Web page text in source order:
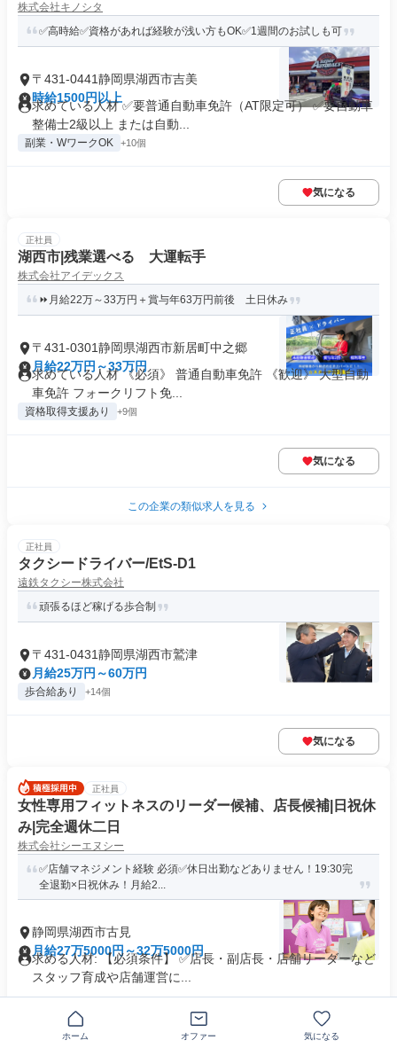
株式会社キノシタ
✅高時給✅資格があれば経験が浅い方もOK✅1週間のお試しも可
〒431-0441静岡県湖西市吉美
時給1500円以上
求めている人材 ✅要普通自動車免許（AT限定可） ✅要自動車
整備士2級以上 または自動...
副業・WワークOK +10個
気になる
正社員
湖西市|残業選べる 大運転手
株式会社アイデックス
⏩月給22万～33万円＋賞与年63万円前後 土日休み
〒431-0301静岡県湖西市新居町中之郷
月給22万円～33万円
求めている人材 《必須》 普通自動車免許 《歓迎》 大型自動
車免許 フォークリフト免...
資格取得支援あり +9個
気になる
この企業の類似求人を見る
正社員
タクシードライバー/EtS-D1
遠鉄タクシー株式会社
頑張るほど稼げる歩合制
〒431-0431静岡県湖西市鷲津
月給25万円～60万円
歩合給あり +14個
気になる
正社員
女性専用フィットネスのリーダー候補、店長候補|日祝休
み|完全週休二日
株式会社シーエヌシー
✅店舗マネジメント経験 必須✅休日出勤などありません！19:30完
全退勤×日祝休み！月給2...
静岡県湖西市古見
月給27万5000円～32万5000円
求める人材: 【必須条件】 ✅店長・副店長・店舗リーダーなど
スタッフ育成や店舗運営に...
気になる
ホーム オファー 気になる